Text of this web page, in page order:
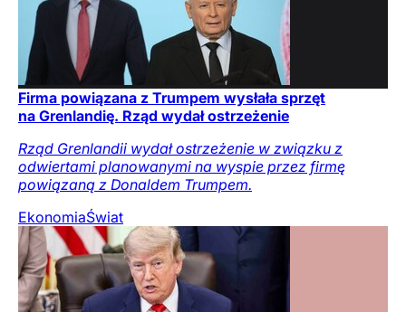
Firma powiązana z Trumpem wysłała sprzęt
na Grenlandię. Rząd wydał ostrzeżenie
Rząd Grenlandii wydał ostrzeżenie w związku z
odwiertami planowanymi na wyspie przez firmę
powiązaną z Donaldem Trumpem.
EkonomiaŚwiat